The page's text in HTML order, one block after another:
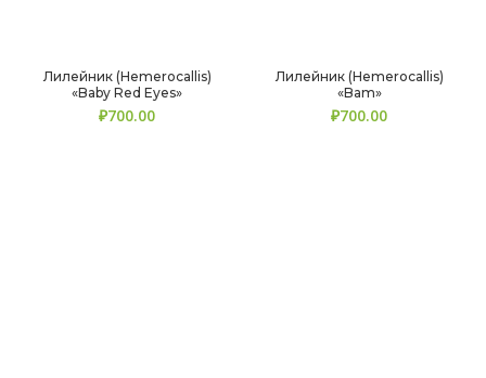
Лилейник (Hemerocallis)
«Baby Red Eyes»
₽
Лилейник (Hemerocallis)
«Bam»
₽